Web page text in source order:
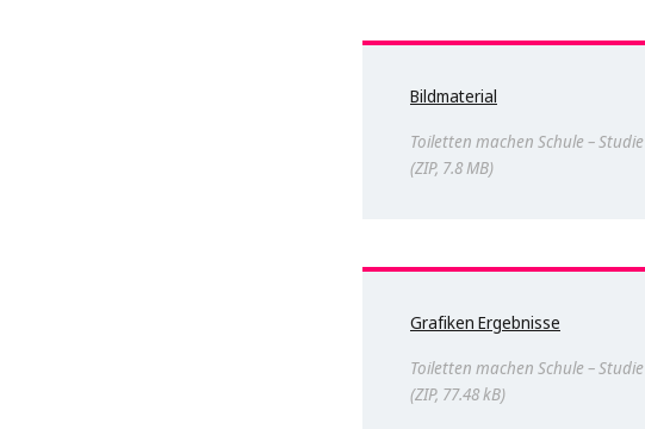
Bildmaterial
Toiletten machen Schule – Studie
ZIP, 7.8 MB
Grafiken Ergebnisse
Toiletten machen Schule – Studie
ZIP, 77.48 kB